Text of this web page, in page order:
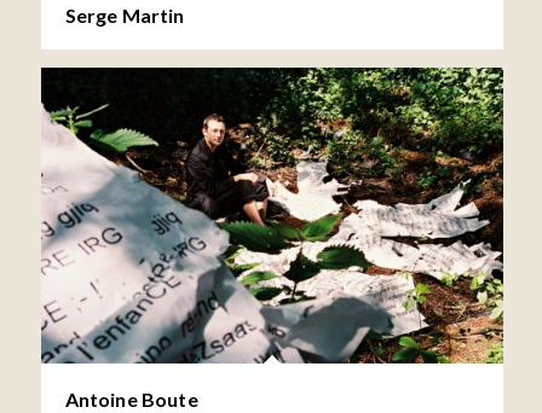
Serge Martin
Antoine Boute